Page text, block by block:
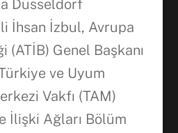
Düsseldorf
İhsan İzbul, Avrupa
Genel Başkanı
ve Uyum
Vakfı (TAM)
İlişki Ağları Bölüm